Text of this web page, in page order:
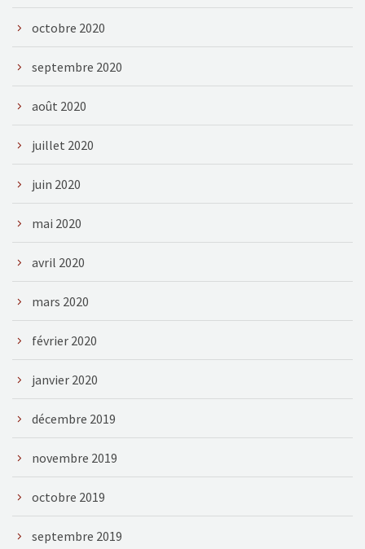
octobre 2020
septembre 2020
août 2020
juillet 2020
juin 2020
mai 2020
avril 2020
mars 2020
février 2020
janvier 2020
décembre 2019
novembre 2019
octobre 2019
septembre 2019